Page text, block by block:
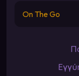
On The Go